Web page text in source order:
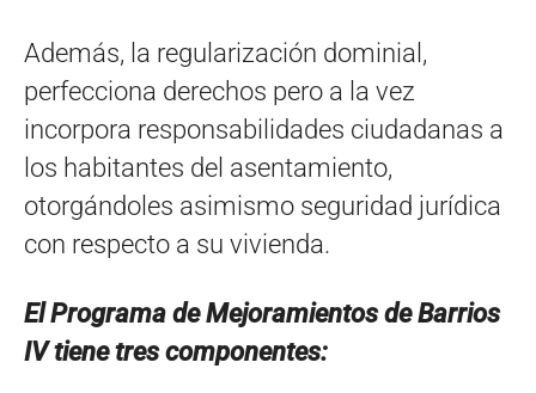
Además, la regularización dominial,
perfecciona derechos pero a la vez
incorpora responsabilidades ciudadanas a
los habitantes del asentamiento,
otorgándoles asimismo seguridad jurídica
con respecto a su vivienda.
El Programa de Mejoramientos de Barrios
IV tiene tres componentes: